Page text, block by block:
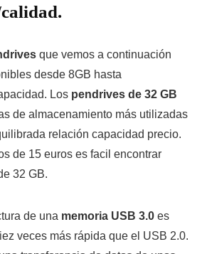
que vemos a continuación
desde 8GB hasta
Los pendrives de 32 GB
de almacenamiento más utilizadas
relación capacidad precio.
de 15 euros es facil encontrar
32 GB.
de una memoria USB 3.0 es
veces más rápida que el USB 2.0.